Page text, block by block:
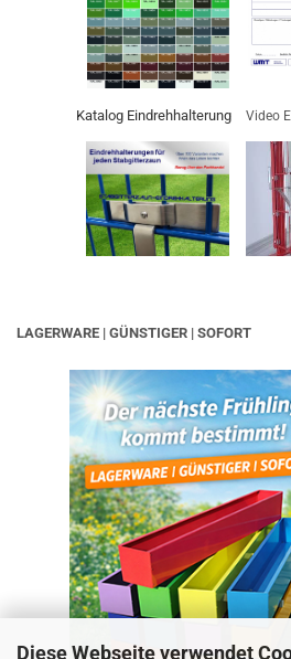
Diese Webseite verwendet
Katalog Eindrehhalterung Video
LAGERWARE | GÜNSTIGER | SOFORT